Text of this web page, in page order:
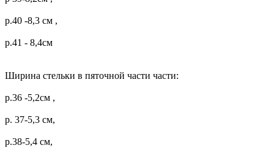
р.40 -8,3 см ,
р.41 - 8,4см
Ширина стельки в пяточной части части:
р.36 -5,2см ,
р. 37-5,3 см,
р.38-5,4 см,